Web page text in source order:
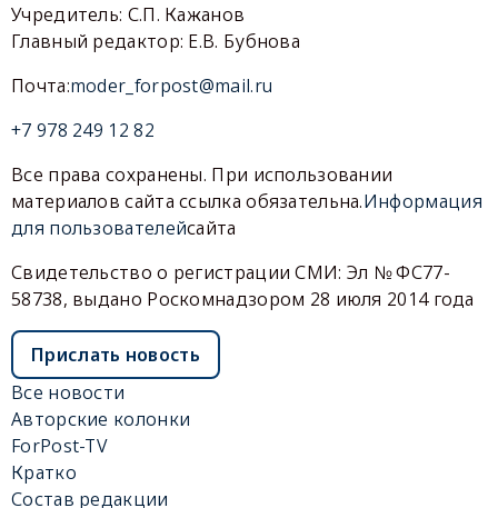
Учредитель: С.П. Кажанов
Главный редактор: Е.В. Бубнова
Почта:moder_forpost@mail.ru
+7 978 249 12 82
Все права сохранены. При использовании
материалов сайта ссылка обязательна.Информация
для пользователейсайта
Свидетельство о регистрации СМИ: Эл № ФС77-
58738, выдано Роскомнадзором 28 июля 2014 года
Прислать новость
Все новости
Авторские колонки
ForPost-TV
Кратко
Состав редакции